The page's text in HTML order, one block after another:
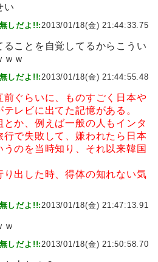
い
しだよ!!:2013/01/18(金) 21:44:33.75
ことを自覚してるからこうい
ｗｗ
しだよ!!:2013/01/18(金) 21:44:55.48
ぐらいに、ものすごく日本や
レビに出てた記憶がある。
か、例えば一般の人もインタ
行で失敗して、嫌われたら日本
うのを当時知り、それ以来韓国
出した時、得体の知れない気
しだよ!!:2013/01/18(金) 21:47:13.91
ｗ
しだよ!!:2013/01/18(金) 21:50:58.70